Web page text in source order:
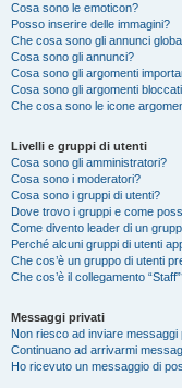
Cosa sono le emoticon?
Posso inserire delle immagini?
Che cosa sono gli annunci
Cosa sono gli annunci?
Cosa sono gli argomenti
Cosa sono gli argomenti
Che cosa sono le icone
Livelli e gruppi di utenti
Cosa sono gli amministratori?
Cosa sono i moderatori?
Cosa sono i gruppi di utenti?
Dove trovo i gruppi e come
Come divento leader di un
Perché alcuni gruppi di utenti
Che cos’è un gruppo di utenti
Che cos’è il collegamento
Messaggi privati
Non riesco ad inviare messaggi
Continuano ad arrivarmi
Ho ricevuto un messaggio di